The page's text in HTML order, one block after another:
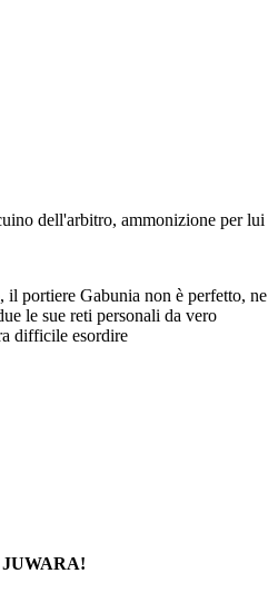
dell'arbitro, ammonizione per lui
portiere Gabunia non è perfetto, ne
le sue reti personali da vero
difficile esordire